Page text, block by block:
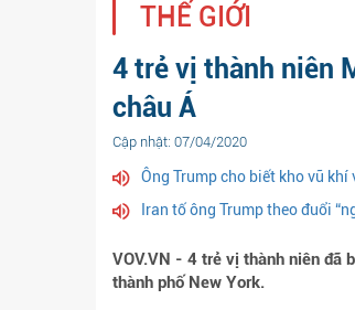
THẾ GIỚI
4 trẻ vị thành niên
châu Á
Cập nhật: 07/04/2020
Ông Trump cho biết kho vũ
Iran tố ông Trump theo đuổi
VOV.VN - 4 trẻ vị thành niên đã
thành phố New York.